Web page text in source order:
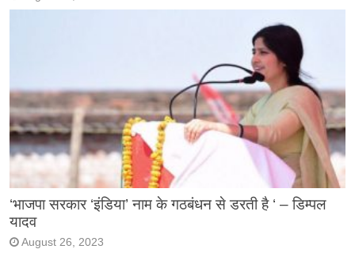
‘भाजपा सरकार ‘इंडिया’ नाम के गठबंधन से डरती है ‘ – डिम्पल
यादव
August 26, 2023